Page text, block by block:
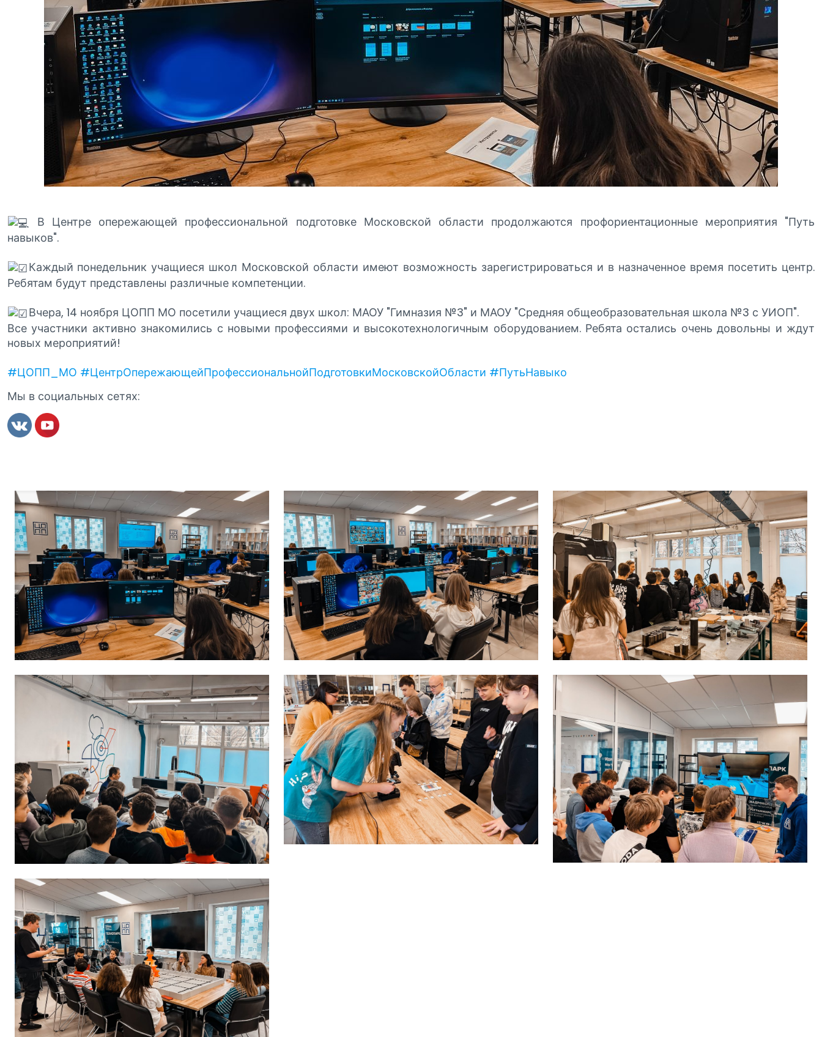
В Центре опережающей профессиональной подготовке Московской области продолжаются профориентационные мероприятия "Путь
навыков".
Каждый понедельник учащиеся школ Московской области имеют возможность зарегистрироваться и в назначенное время посетить центр.
Ребятам будут представлены различные компетенции.
Вчера, 14 ноября ЦОПП МО посетили учащиеся двух школ: МАОУ "Гимназия №3" и МАОУ "Средняя общеобразовательная школа №3 с УИОП".
Все участники активно знакомились с новыми профессиями и высокотехнологичным оборудованием. Ребята остались очень довольны и ждут
новых мероприятий!
#ЦОПП_МО #ЦентрОпережающейПрофессиональнойПодготовкиМосковскойОбласти #ПутьНавыко
Мы в социальных сетях: